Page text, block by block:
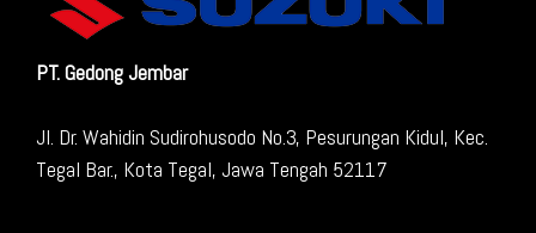
PT. Gedong Jembar
Jl. Dr. Wahidin Sudirohusodo No.3, Pesurungan Kidul, Kec.
Tegal Bar., Kota Tegal, Jawa Tengah 52117